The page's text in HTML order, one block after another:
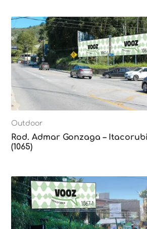
Outdoor
Rod. Admar Gonzaga –
(1065)